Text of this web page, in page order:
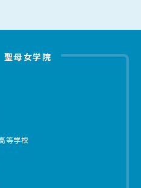
母女学院
等学校